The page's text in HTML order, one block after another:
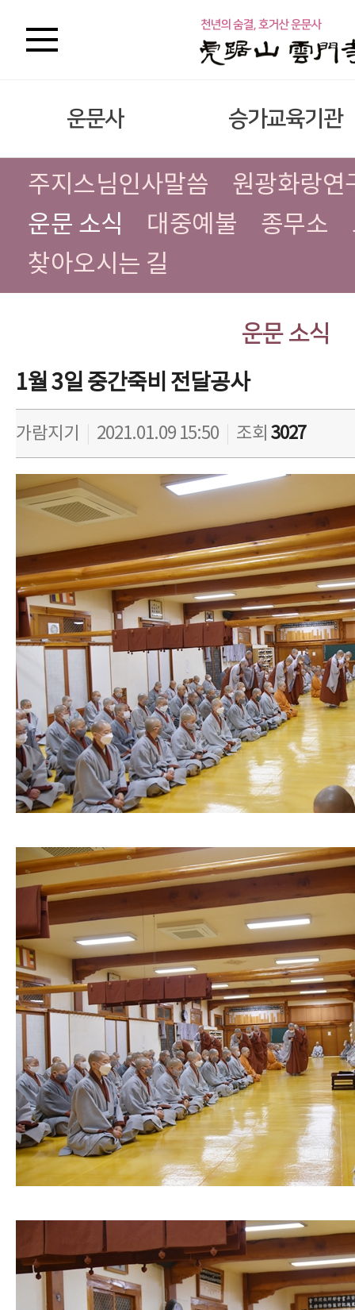
운문사 승가교육기관
주지스님인사말씀
원광화랑연
운문 소식
대중예불 종무소
찾아오시는 길
운문 소식
1월 3일 중간죽비 전달공사
가람지기 2021.01.09 15:50 조회 3027